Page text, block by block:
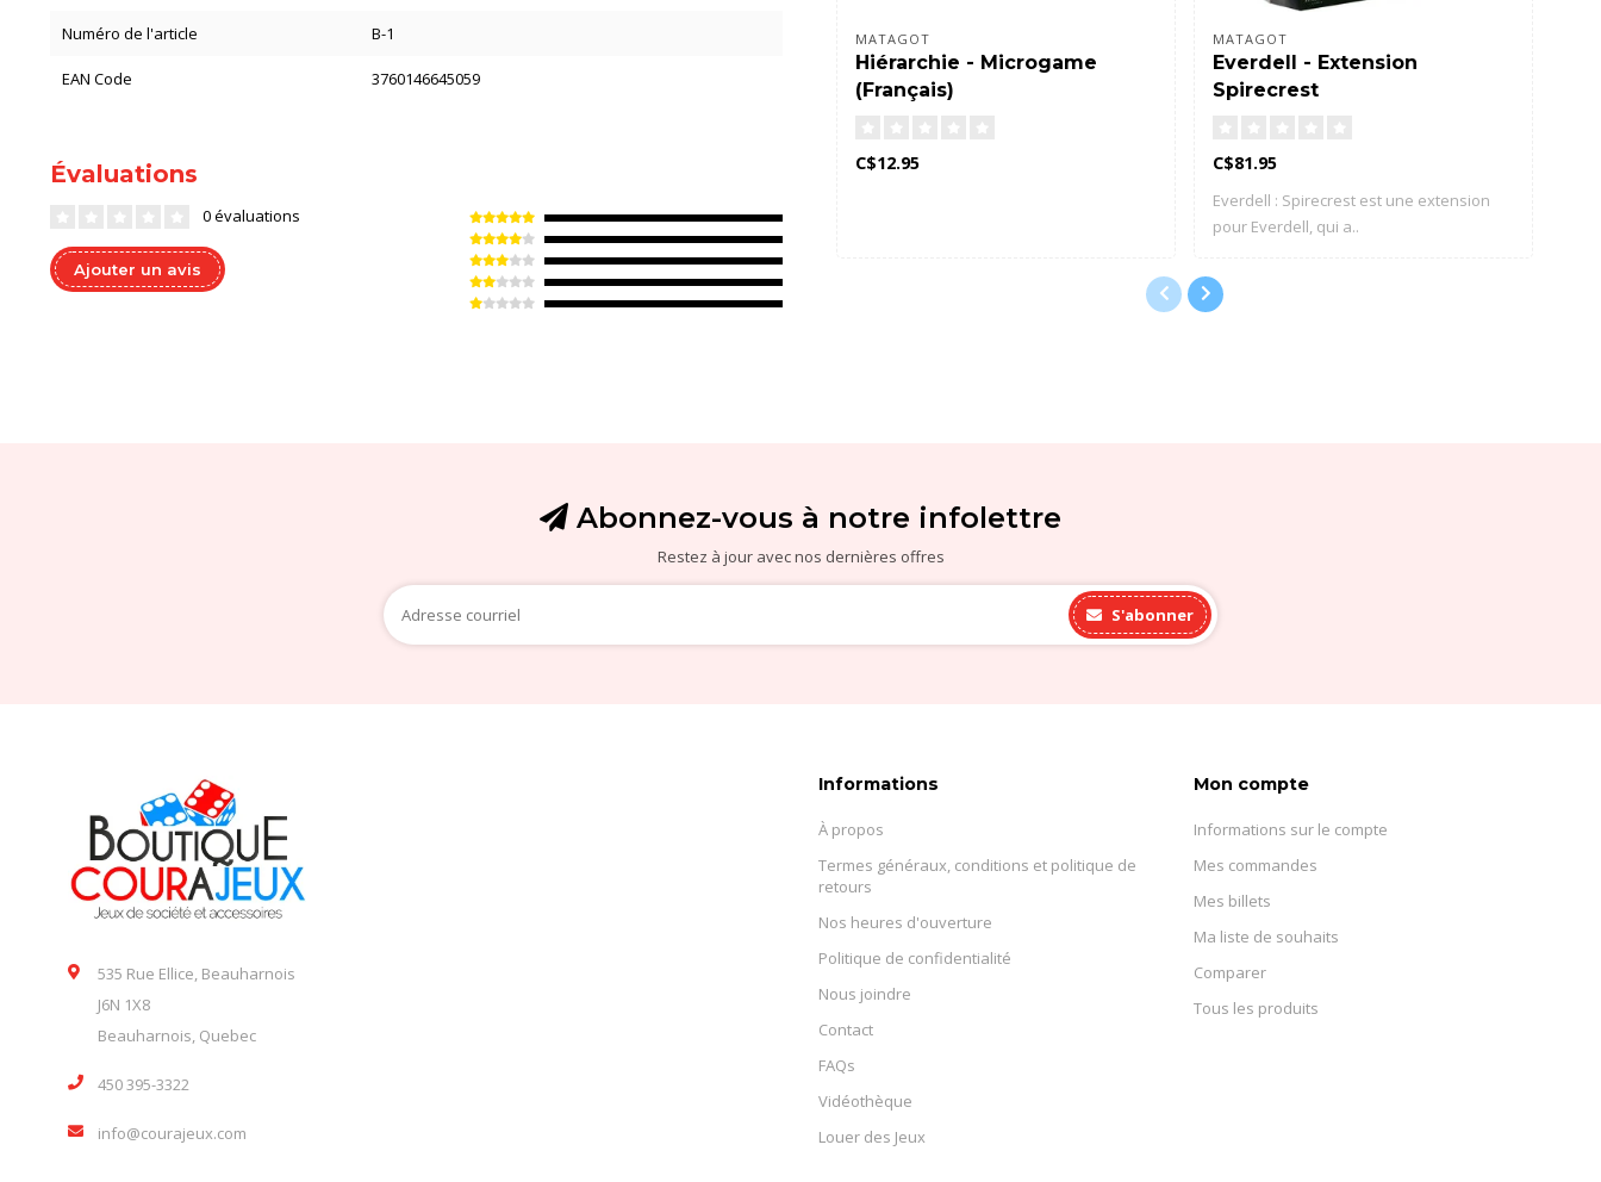
Numéro de l'article B-1
EAN Code 3760146645059
Évaluations
0 évaluations
Ajouter un avis
MATAGOT
Hiérarchie - Microgame
(Français)
C$12.95
MATAGOT
Everdell - Extension
Spirecrest
C$81.95
Everdell : Spirecrest est une extension
pour Everdell, qui a..
Abonnez-vous à notre infolettre
Restez à jour avec nos dernières offres
S'abonner
535 Rue Ellice, Beauharnois
J6N 1X8
Beauharnois, Quebec
450 395-3322
info@courajeux.com
Informations
À propos
Termes généraux, conditions et politique de
retours
Nos heures d'ouverture
Politique de confidentialité
Nous joindre
Contact
FAQs
Vidéothèque
Louer des Jeux
Mon compte
Informations sur le compte
Mes commandes
Mes billets
Ma liste de souhaits
Comparer
Tous les produits